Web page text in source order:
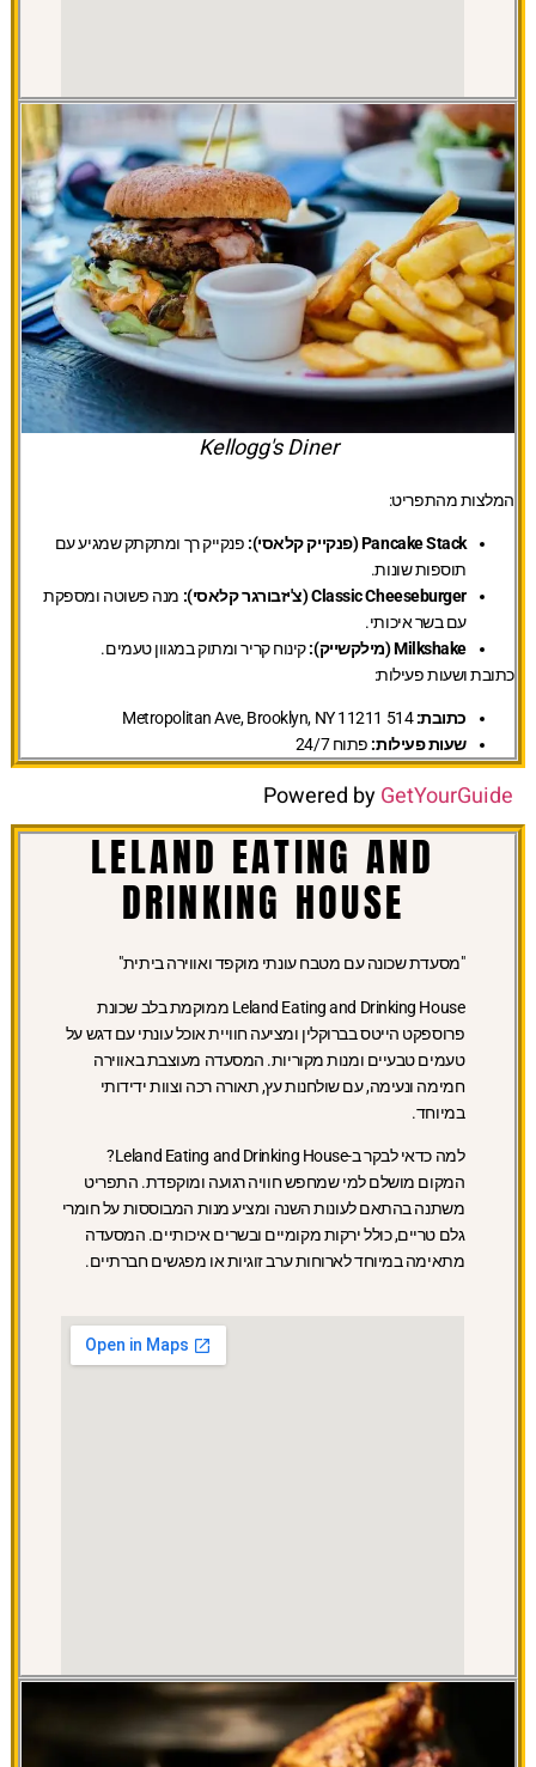
Kellogg's Diner
המלצות מהתפריט:
Pancake Stack (פנקייק קלאסי):
פנקייק רך ומתקתק שמגיע עם
תוספות שונות.
Classic Cheeseburger (צ'יזבורגר קלאסי):
מנה פשוטה ומספקת
עם בשר איכותי.
Milkshake (מילקשייק):
קינוח קריר ומתוק במגוון טעמים.
כתובת ושעות פעילות:
כתובת:514 Metropolitan Ave, Brooklyn, NY 11211
שעות פעילות: פתוח 24/7
Powered byGetYourGuide
LELAND EATING AND
DRINKING HOUSE
"מסעדת שכונה עם מטבח עונתי מוקפד ואווירה ביתית"
Leland Eating and Drinking House ממוקמת בלב שכונת
פרוספקט הייטס בברוקלין ומציעה חוויית אוכל עונתי עם דגש על
טעמים טבעיים ומנות מקוריות. המסעדה מעוצבת באווירה
חמימה ונעימה, עם שולחנות עץ, תאורה רכה וצוות ידידותי
במיוחד.
למה כדאי לבקר ב-Leland Eating and Drinking House?
המקום מושלם למי שמחפש חוויה רגועה ומוקפדת. התפריט
משתנה בהתאם לעונות השנה ומציע מנות המבוססות על חומרי
גלם טריים, כולל ירקות מקומיים ובשרים איכותיים. המסעדה
מתאימה במיוחד לארוחות ערב זוגיות או מפגשים חברתיים.